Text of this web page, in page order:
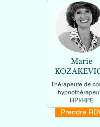
Marie
Thérapeute de
HPI/HPE
En savoir +
Prendre